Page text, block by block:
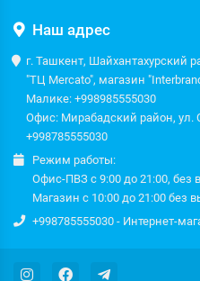
Наш адрес
г. Ташкент, Шайхантахурский
"ТЦ Mercato", магазин
Малике: +998985555030
Офис: Мирабадский район, ул.
+998785555030
Режим работы:
Офис-ПВЗ с 9:00 до 21:00, без
Магазин с 10:00 до 21:00 без
+998785555030 - Интернет-